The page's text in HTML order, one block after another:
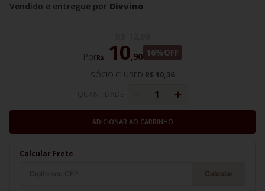
Vendido e entregue por Divvino
PorR$ 10,90 16%OFF
SÓCIO CLUBED:R$ 10,36
ADICIONAR AO CARRINHO
Calcular Frete
Calcular